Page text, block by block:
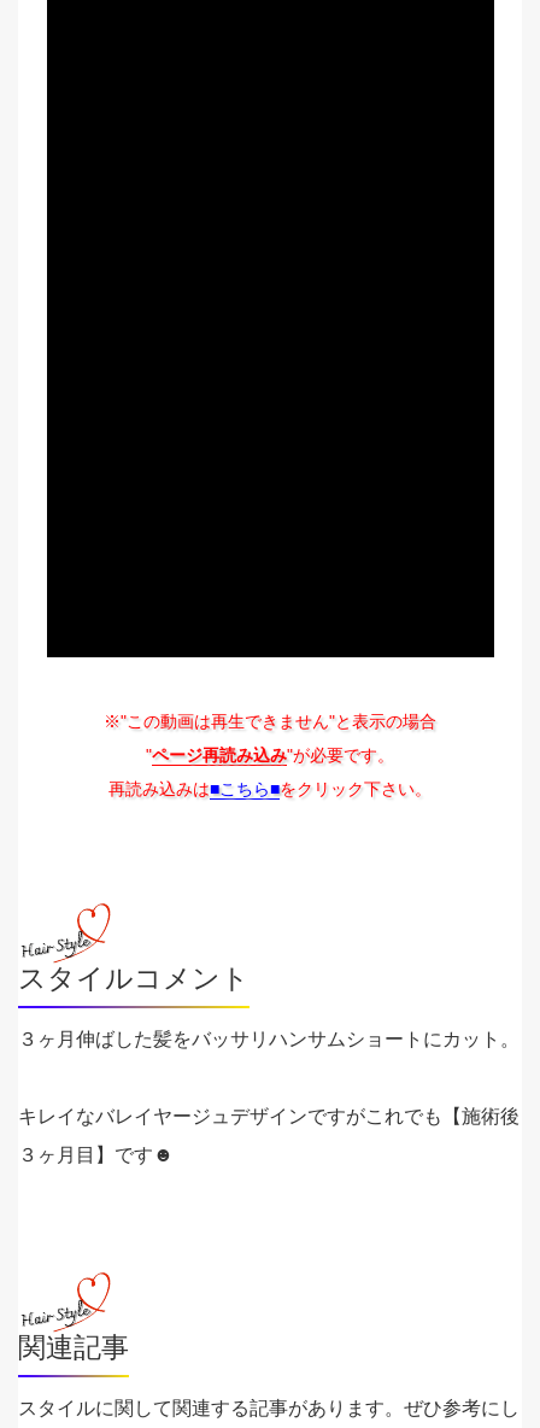
※"この動画は再生できません"と表示の場合
"ページ再読み込み"が必要です。
再読み込みは■こちら■をクリック下さい。
スタイルコメント
３ヶ月伸ばした髪をバッサリハンサムショートにカット。
キレイなバレイヤージュデザインですがこれでも【施術後
３ヶ月目】です☻
関連記事
スタイルに関して関連する記事があります。ぜひ参考にし